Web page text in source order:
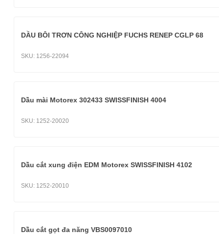
DẦU BÔI TRƠN CÔNG NGHIỆP FUCHS RENEP CGLP 68
SKU: 1256-22094
Dầu mài Motorex 302433 SWISSFINISH 4004
SKU: 1252-20020
Dầu cắt xung điện EDM Motorex SWISSFINISH 4102
SKU: 1252-20010
Dầu cắt gọt đa năng VBS0097010